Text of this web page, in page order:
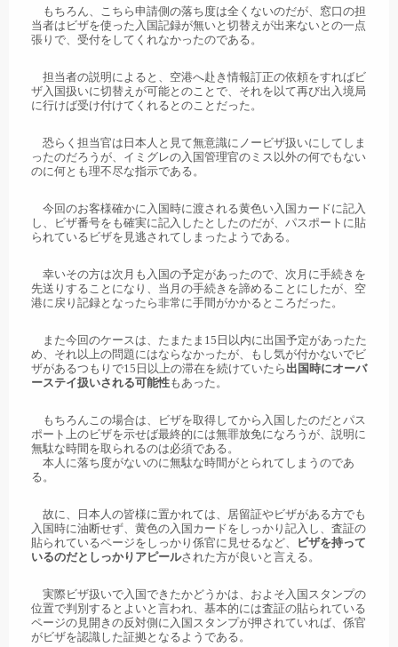
もちろん、こちら申請側の落ち度は全くないのだが、窓口の担
当者はビザを使った入国記録が無いと切替えが出来ないとの一点
張りで、受付をしてくれなかったのである。
担当者の説明によると、空港へ赴き情報訂正の依頼をすればビ
ザ入国扱いに切替えが可能とのことで、それを以て再び出入境局
に行けば受け付けてくれるとのことだった。
恐らく担当官は日本人と見て無意識にノービザ扱いにしてしま
ったのだろうが、イミグレの入国管理官のミス以外の何でもない
のに何とも理不尽な指示である。
今回のお客様確かに入国時に渡される黄色い入国カードに記入
し、ビザ番号をも確実に記入したとしたのだが、パスポートに貼
られているビザを見逃されてしまったようである。
幸いその方は次月も入国の予定があったので、次月に手続きを
先送りすることになり、当月の手続きを諦めることにしたが、空
港に戻り記録となったら非常に手間がかかるところだった。
また今回のケースは、たまたま15日以内に出国予定があったた
め、それ以上の問題にはならなかったが、もし気が付かないでビ
ザがあるつもりで15日以上の滞在を続けていたら出国時にオーバ
ーステイ扱いされる可能性もあった。
もちろんこの場合は、ビザを取得してから入国したのだとパス
ポート上のビザを示せば最終的には無罪放免になろうが、説明に
無駄な時間を取られるのは必須である。
本人に落ち度がないのに無駄な時間がとられてしまうのであ
る。
故に、日本人の皆様に置かれては、居留証やビザがある方でも
入国時に油断せず、黄色の入国カードをしっかり記入し、査証の
貼られているページをしっかり係官に見せるなど、
ビザを持って
いるのだとしっかりアピールされた方が良いと言える。
実際ビザ扱いで入国できたかどうかは、およそ入国スタンプの
位置で判別するとよいと言われ、基本的には査証の貼られている
ページの見開きの反対側に入国スタンプが押されていれば、係官
がビザを認識した証拠となるようである。